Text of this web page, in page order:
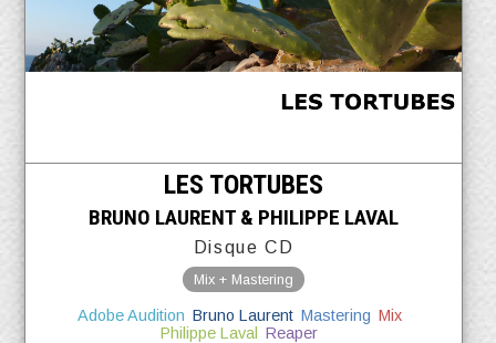
LES TORTUBES
BRUNO LAURENT & PHILIPPE LAVAL
Disque CD
Mix + Mastering
Adobe Audition Bruno Laurent Mastering Mix
Philippe Laval
Reaper